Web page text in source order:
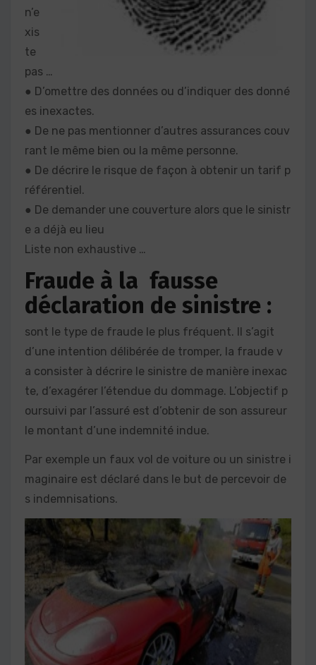
n’e
xis
te
pas …
● D’omettre des données ou d’indiquer des donné
es inexactes.
● De ne pas mentionner d’autres assurances couv
rant le même bien ou la même personne.
● De décrire le risque de façon à obtenir un tarif p
référentiel.
● De demander une couverture alors que le sinistr
e a déjà eu lieu
Liste non exhaustive …
Fraude à la fausse
déclaration de sinistre :
sont le type de fraude le plus fréquent. Il s’agit
d’une intention délibérée de tromper, la fraude v
a consister à décrire le sinistre de manière inexac
te, d’exagérer l’étendue du dommage. L’objectif p
oursuivi par l’assuré est d’obtenir de son assureur
le montant d’une indemnité indue.
Par exemple un faux vol de voiture ou un sinistre i
maginaire est déclaré dans le but de percevoir de
s indemnisations.